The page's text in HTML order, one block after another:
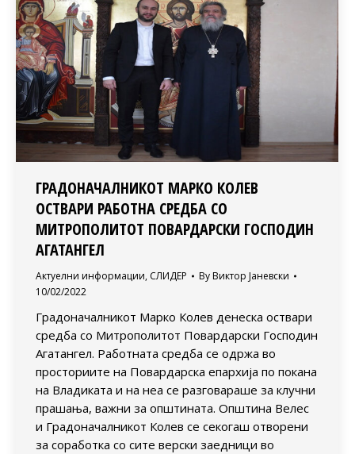
ГРАДОНАЧАЛНИКОТ МАРКО КОЛЕВ
ОСТВАРИ РАБОТНА СРЕДБА СО
МИТРОПОЛИТОТ ПОВАРДАРСКИ ГОСПОДИН
АГАТАНГЕЛ
Актуелни информации, СЛИДЕР By Виктор Јаневски
10/02/2022
Градоначалникот Марко Колев денеска оствари
средба со Митрополитот Повардарски Господин
Агатангел. Работната средба се одржа во
просториите на Повардарска епархија по покана
на Владиката и на неа се разговараше за клучни
прашања, важни за општината. Општина Велес
и Градоначалникот Колев се секогаш отворени
за соработка со сите верски заедници во